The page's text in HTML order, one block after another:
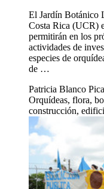
El Jardín Botánico
Costa Rica (UCR)
permitirán en los
actividades de
especies de
de …
Patricia Blanco
Orquídeas, flora,
construcción,